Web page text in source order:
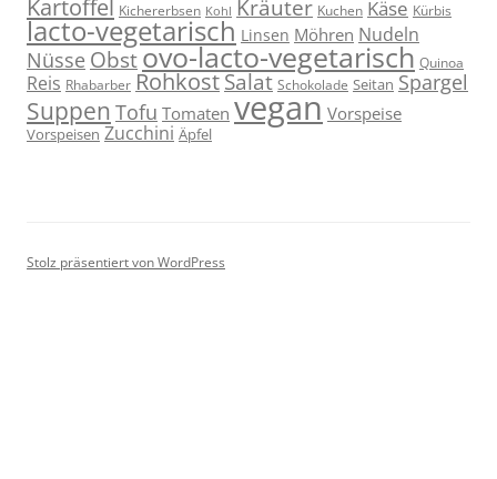
Kartoffel Kichererbsen Kohl Kräuter Kuchen Käse Kürbis
lacto-vegetarisch Linsen Möhren Nudeln
Nüsse Obstovo-lacto-vegetarisch Quinoa
Reis Rhabarber RohkostSalat Schokolade Seitan Spargel
Suppen Tofu Tomaten vegan Vorspeise
Vorspeisen Zucchini Äpfel
Stolz präsentiert von WordPress